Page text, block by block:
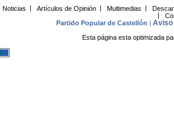
Noticias Artículos de Opinión Multimedias
Partido Popular de Castellón
|Aviso
Esta página esta optimizada